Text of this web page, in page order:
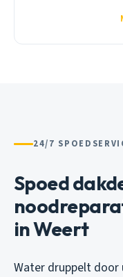
24/7
Spoed
in Weert
Water druppelt